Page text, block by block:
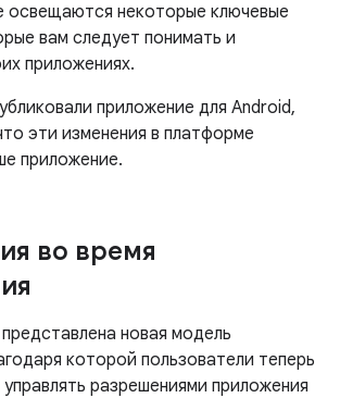
освещаются некоторые ключевые
вам следует понимать и
приложениях.
приложение для Android,
эти изменения в платформе
приложение.
во время
​​новая модель
которой пользователи теперь
разрешениями приложения